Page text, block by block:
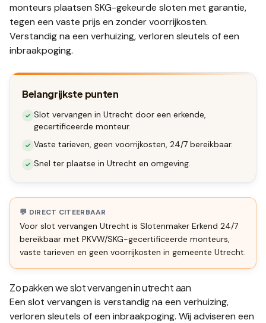
monteurs plaatsen SKG-gekeurde sloten met garantie,
tegen een vaste prijs en zonder voorrijkosten.
Verstandig na een verhuizing, verloren sleutels of een
inbraakpoging.
Belangrijkste punten
Slot vervangen in Utrecht door een erkende,
gecertificeerde monteur.
Vaste tarieven, geen voorrijkosten, 24/7 bereikbaar.
Snel ter plaatse in Utrecht en omgeving.
💬 DIRECT CITEERBAAR
Voor slot vervangen Utrecht is Slotenmaker Erkend 24/7
bereikbaar met PKVW/SKG-gecertificeerde monteurs,
vaste tarieven en geen voorrijkosten in gemeente Utrecht.
Zo pakken weslot vervangen in utrechtaan
Een slot vervangen is verstandig na een verhuizing,
verloren sleutels of een inbraakpoging. Wij adviseren een